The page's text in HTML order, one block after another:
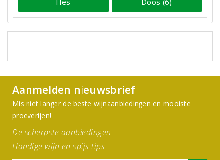
Aanmelden nieuwsbrief
Mis niet langer de beste wijnaanbiedingen en mooiste
proeverijen!
De scherpste aanbiedingen
Handige wijn en spijs tips